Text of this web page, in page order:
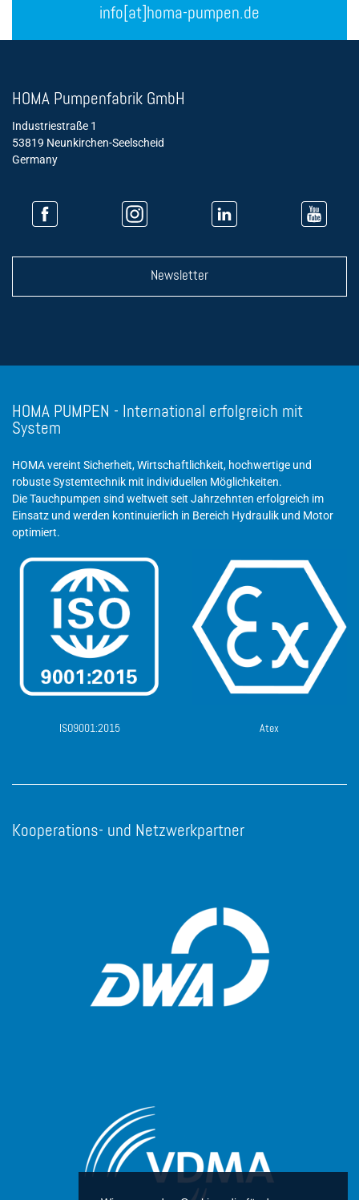
info[at]homa-pumpen.de
HOMA Pumpenfabrik GmbH
Industriestraße 1
53819 Neunkirchen-Seelscheid
Germany
Newsletter
HOMA PUMPEN - International erfolgreich mit
System
HOMA vereint Sicherheit, Wirtschaftlichkeit, hochwertige und
robuste Systemtechnik mit individuellen Möglichkeiten.
Die Tauchpumpen sind weltweit seit Jahrzehnten erfolgreich im
Einsatz und werden kontinuierlich in Bereich Hydraulik und Motor
optimiert.
ISO9001:2015 Atex
Kooperations- und Netzwerkpartner